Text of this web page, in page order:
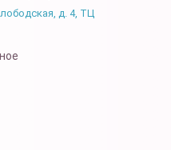
д. 4, ТЦ